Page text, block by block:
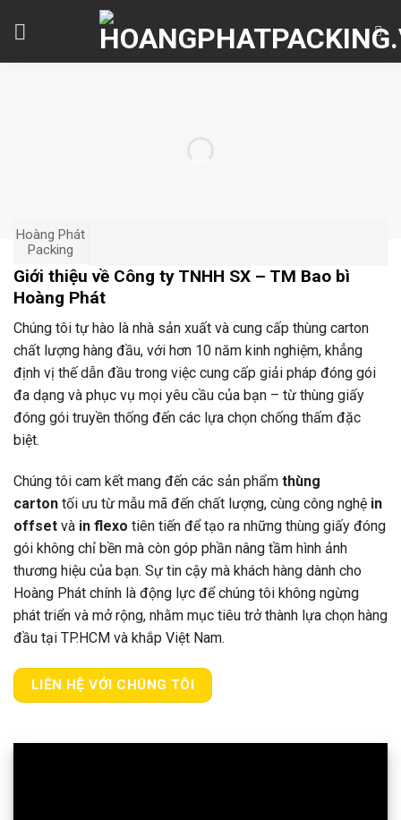
Hoàng Phát
Packing
Giới thiệu về Công ty TNHH SX – TM Bao bì
Hoàng Phát
Chúng tôi tự hào là nhà sản xuất và cung cấp thùng carton
chất lượng hàng đầu, với hơn 10 năm kinh nghiệm, khẳng
định vị thế dẫn đầu trong việc cung cấp giải pháp đóng gói
đa dạng và phục vụ mọi yêu cầu của bạn – từ thùng giấy
đóng gói truyền thống đến các lựa chọn chống thấm đặc
biệt.
Chúng tôi cam kết mang đến các sản phẩm thùng
carton tối ưu từ mẫu mã đến chất lượng, cùng công nghệ in
offset và in flexo tiên tiến để tạo ra những thùng giấy đóng
gói không chỉ bền mà còn góp phần nâng tầm hình ảnh
thương hiệu của bạn. Sự tin cậy mà khách hàng dành cho
Hoàng Phát chính là động lực để chúng tôi không ngừng
phát triển và mở rộng, nhằm mục tiêu trở thành lựa chọn hàng
đầu tại TP.HCM và khắp Việt Nam.
LIÊN HỆ VỚI CHÚNG TÔI